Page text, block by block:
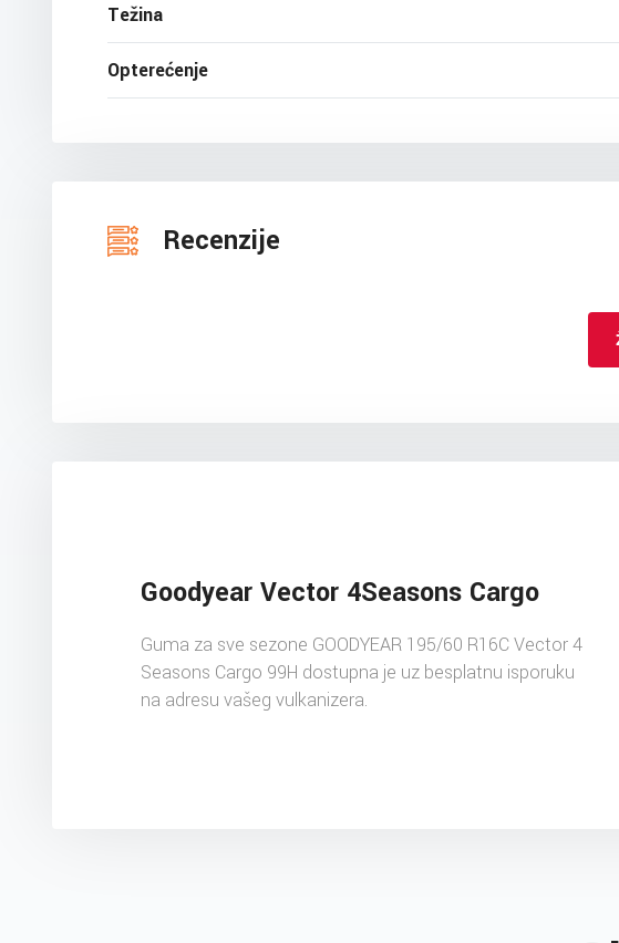
Težina
Opterećenje
Recenzije
Goodyear Vector 4Seasons Cargo
Guma za sve sezone GOODYEAR 195/60 R16C Vector 4
Seasons Cargo 99H dostupna je uz besplatnu isporuku
na adresu vašeg vulkanizera.